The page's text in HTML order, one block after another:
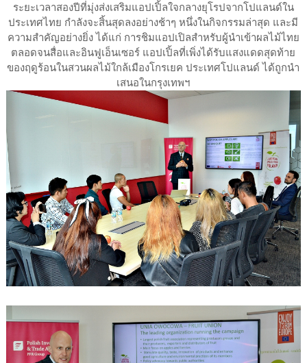
ระยะเวลาสองปีที่มุ่งส่งเสริมแอปเปิ้ลใจกลางยุโรปจากโปแลนด์ใน
ประเทศไทย กำลังจะสิ้นสุดลงอย่างช้าๆ หนึ่งในกิจกรรมล่าสุด และมี
ความสำคัญอย่างยิ่ง ได้แก่ การชิมแอปเปิลสำหรับผู้นำเข้าผลไม้ไทย
ตลอดจนสื่อและอินฟูเอ็นเซอร์ แอปเปิ้ลที่เพิ่งได้รับแสงแดดสุดท้าย
ของฤดูร้อนในสวนผลไม้ใกล้เมืองโกรเยค ประเทศโปแลนด์ ได้ถูกนำ
เสนอในกรุงเทพฯ